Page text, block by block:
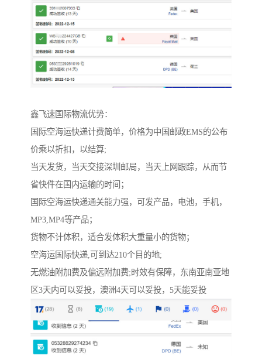
鑫飞速国际物流优势：
国际空海运快递计费简单，价格为中国邮政EMS的公布
价乘以折扣，以结算;
当天发货，当天交接深圳邮局，当天上网跟踪，从而节
省快件在国内运输的时间；
国际空海运快递通关能力强，可发产品，电池，手机，
MP3,MP4等产品；
货物不计体积，适合发体积大重量小的货物；
空海运国际快递,可到达210个目的地;
无燃油附加费及偏远附加费;时效有保障，东南亚南亚地
区3天内可以妥投，澳洲4天可以妥投，5天能妥投